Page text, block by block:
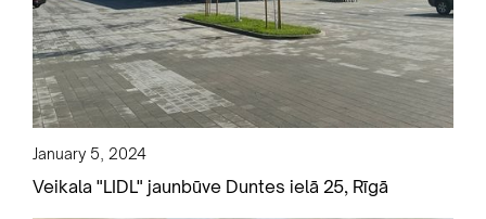
January 5, 2024
Veikala "LIDL" jaunbūve Duntes ielā 25, Rīgā